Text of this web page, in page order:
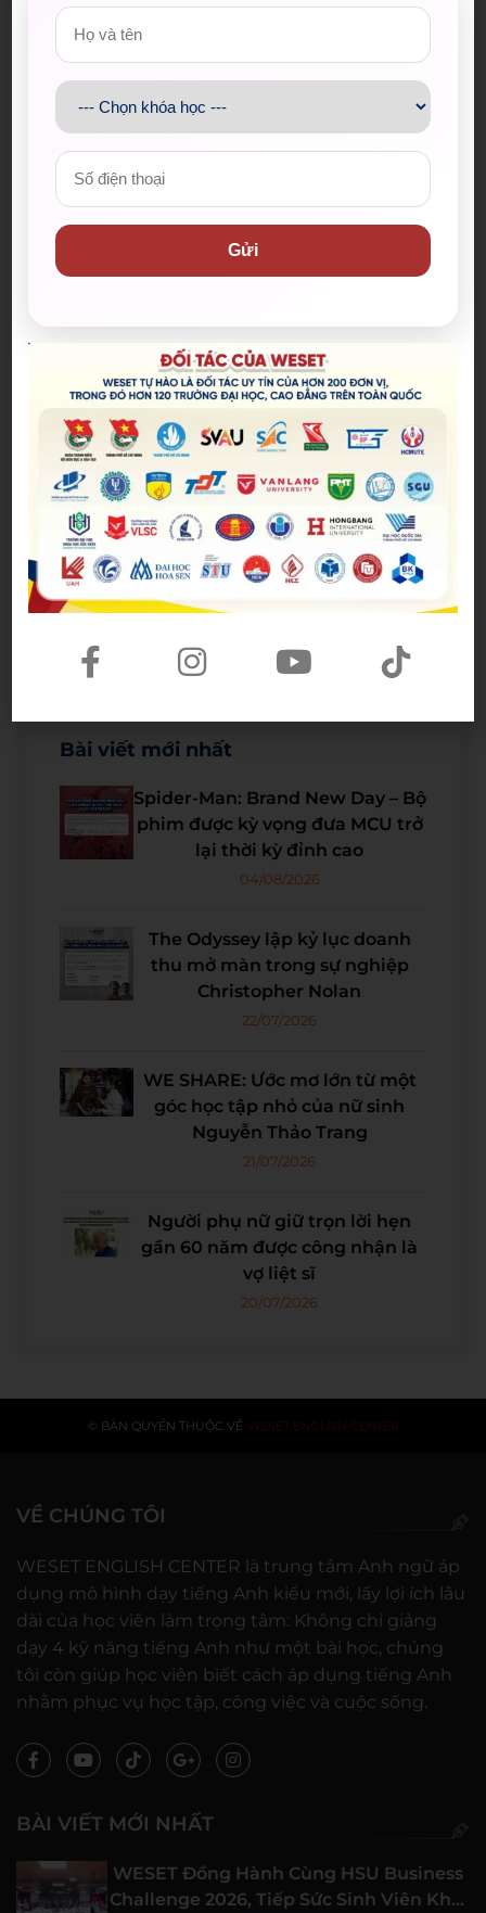
WESET tự hào với phương pháp giảng dạy độc đáo
và mới lạ “Root – based learning
ngũ giảng viên tận tâm và nhiệt tình, chắc chắn sẽ
là lựa chọn hàng đầu và uy tín của các bạn học viên
và quý phụ huynh trên hành trình chinh phục
Hoang Anh
Bài viết mới nhất
Spider-Man: Brand New Day – Bộ
phim được kỳ vọng đưa MCU trở
lại thời kỳ đỉnh cao
04/08/2026
The Odyssey lập kỷ lục doanh
thu mở màn trong sự nghiệp
Christopher Nolan
22/07/2026
WE SHARE: Ước mơ lớn từ một
góc học tập nhỏ của nữ sinh
Nguyễn Thảo Trang
21/07/2026
Người phụ nữ giữ trọn lời hẹn
gần 60 năm được công nhận là
vợ liệt sĩ
20/07/2026
© BẢN QUYỀN THUỘC VỀ WESET ENGLISH CENTER
VỀ CHÚNG TÔI
WESET ENGLISH CENTER là trung tâm Anh ngữ áp
dụng mô hình dạy tiếng Anh kiểu mới, lấy lợi ích lâu
dài của học viên làm trọng tâm: Không chỉ giảng
dạy 4 kỹ năng tiếng Anh như một bài học, chúng
tôi còn giúp học viên biết cách áp dụng tiếng Anh
nhằm phục vụ học tập, công việc và cuộc sống.
BÀI VIẾT MỚI NHẤT
WESET Đồng Hành Cùng HSU Business
Challenge 2026, Tiếp Sức Sinh Viên Khởi
Gửi